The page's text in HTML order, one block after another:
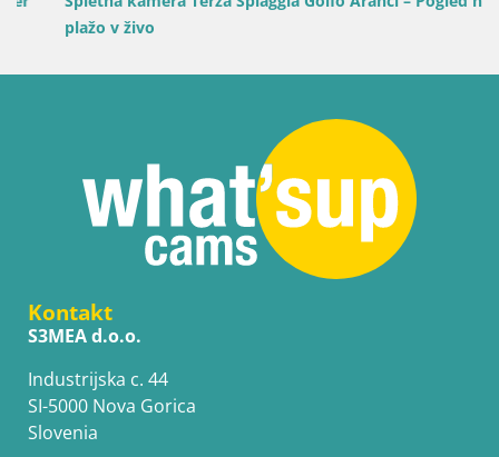
Kontakt
SI-5000 Nova Gorica
Slovenia
Uporabne povezave
KAMERE V ŽIVO